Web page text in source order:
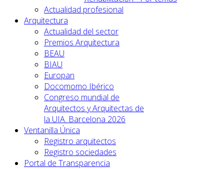
Actualidad profesional
Arquitectura
Actualidad del sector
Premios Arquitectura
BEAU
BIAU
Europan
Docomomo Ibérico
Congreso mundial de
Arquitectos y Arquitectas de
la UIA. Barcelona 2026
Ventanilla Única
Registro arquitectos
Registro sociedades
Portal de Transparencia